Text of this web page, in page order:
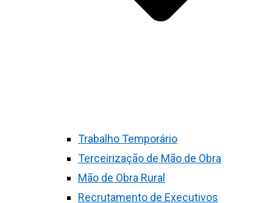
Trabalho Temporário
Terceirização de Mão de Obra
Mão de Obra Rural
Recrutamento de Executivos